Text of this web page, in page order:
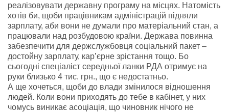
реалізовувати державну програму на місцях. Натомість
хотів би, щоби працівникам адміністрацій підняли
зарплату, аби вони не думали про матеріальний стан, а
працювали над розбудовою країни. Держава повинна
забезпечити для держслужбовця соціальний пакет –
достойну зарплату, кар’єрне зрістання тощо. Бо
сьогодні спеціаліст середньої ланки РДА отримує на
руки близько 4 тис. грн., що є недостатньо.
А ще хочеться, щоби до влади змінилося відношення
людей. Коли вони приходять до тебе в кабінет, у них
чомусь виникає асоціація, що чиновник нічого не